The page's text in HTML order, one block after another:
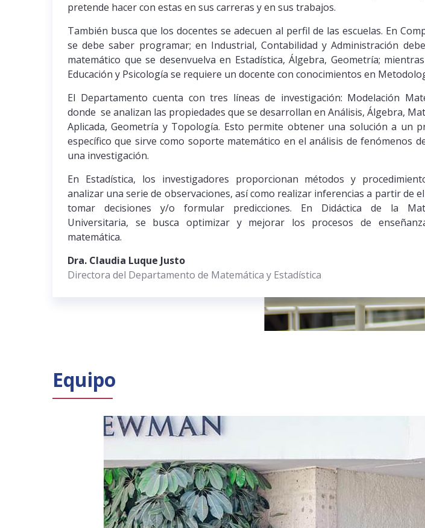
pretende hacer con estas en sus carreras y en sus trabajos.
También busca que los docentes se adecuen al perfil de las escuelas. En
se debe saber programar; en Industrial, Contabilidad y Administración
matemático que se desenvuelva en Estadística, Álgebra, Geometría;
Educación y Psicología se requiere un docente con conocimientos en
El Departamento cuenta con tres líneas de investigación: Modelación
donde se analizan las propiedades que se desarrollan en Análisis, Álgebra,
Aplicada, Geometría y Topología. Esto permite obtener una solución a un
específico que sirve como soporte matemático en el análisis de fenómenos
una investigación.
En Estadística, los investigadores proporcionan métodos y
analizar una serie de observaciones, así como realizar inferencias a partir de
tomar decisiones y/o formular predicciones. En Didáctica de la
Universitaria, se busca optimizar y mejorar los procesos de
matemática.
Dra. Claudia Luque Justo
Directora del Departamento de Matemática y Estadística
Equipo